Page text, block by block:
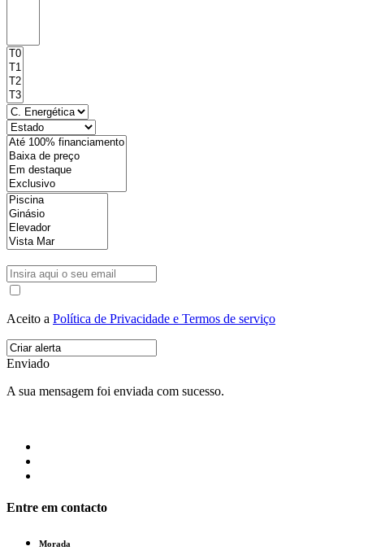
Aceito a Política de Privacidade e Termos de serviço
Enviado
A sua mensagem foi enviada com sucesso.
Entre em contacto
Morada